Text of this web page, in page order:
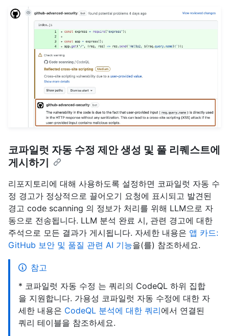
코파일럿 자동 수정 제안 생성 및 풀 리퀘스트에
게시하기
리포지토리에 대해 사용하도록 설정하면 코파일럿 자동 수
정 경고가 정상적으로 끌어오기 요청에 표시되고 발견된
경고 code scanning 의 정보가 처리를 위해 LLM으로 자
동으로 전송됩니다. LLM 분석 완료 시, 관련 경고에 대한
주석으로 모든 결과가 게시됩니다. 자세한 내용은 앱 카드:
GitHub 보안 및 품질 관련 AI 기능을(를) 참조하세요.
참고
* 코파일럿 자동 수정 는 쿼리의 CodeQL 하위 집합
을 지원합니다. 가용성 코파일럿 자동 수정에 대한 자
세한 내용은 CodeQL 분석에 대한 쿼리에서 연결된
쿼리 테이블을 참조하세요.